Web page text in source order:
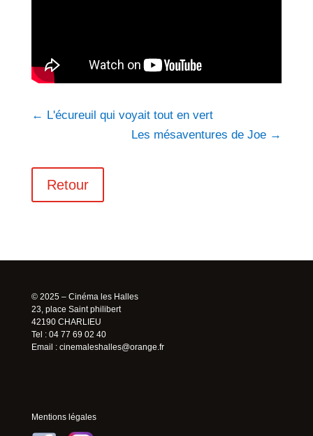
← L'écureuil qui voyait tout en vert
Les mésaventures de Joe →
Retour
© 2025 – Cinéma les Halles
23, place Saint philibert
42190 CHARLIEU
Tel : 04 77 69 02 40
Email : cinemaleshalles@orange.fr
Mentions légales